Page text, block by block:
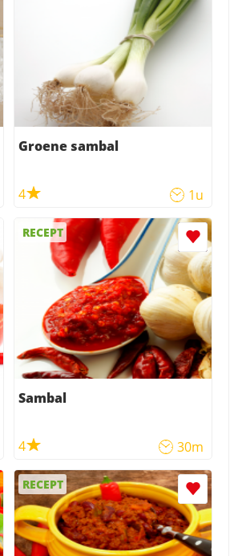
Groene sambal
4 1u
RECEPT
Sambal
4 30m
RECEPT